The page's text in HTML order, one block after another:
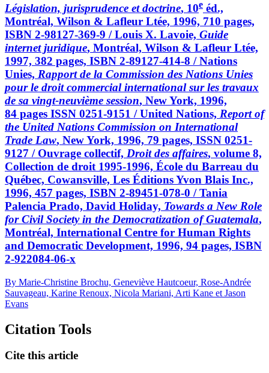
Législation, jurisprudence et doctrine, 10e éd.,
Montréal, Wilson & Lafleur Ltée, 1996, 710 pages,
ISBN 2-98127-369-9 / Louis X. Lavoie, Guide
internet juridique, Montréal, Wilson & Lafleur Ltée,
1997, 382 pages, ISBN 2-89127-414-8 / Nations
Unies, Rapport de la Commission des Nations Unies
pour le droit commercial international sur les travaux
de sa vingt-neuvième session, New York, 1996,
84 pages ISSN 0251-9151 / United Nations, Report of
the United Nations Commission on International
Trade Law, New York, 1996, 79 pages, ISSN 0251-
9127 / Ouvrage collectif, Droit des affaires, volume 8,
Collection de droit 1995-1996, École du Barreau du
Québec, Cowansville, Les Éditions Yvon Blais Inc.,
1996, 457 pages, ISBN 2-89451-078-0 / Tania
Palencia Prado, David Holiday, Towards a New Role
for Civil Society in the Democratization of Guatemala,
Montréal, International Centre for Human Rights
and Democratic Development, 1996, 94 pages, ISBN
2-922084-06-x
By Marie-Christine Brochu, Geneviève Hautcoeur, Rose-Andrée
Sauvageau, Karine Renoux, Nicola Mariani, Arti Kane et Jason
Evans
Citation Tools
Cite this article